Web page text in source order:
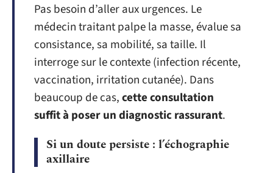
Pas besoin d’aller aux urgences. Le
médecin traitant palpe la masse, évalue sa
consistance, sa mobilité, sa taille. Il
interroge sur le contexte (infection récente,
vaccination, irritation cutanée). Dans
beaucoup de cas,cette consultation
suffit à poser un diagnostic rassurant.
Si un doute persiste : l’échographie
axillaire